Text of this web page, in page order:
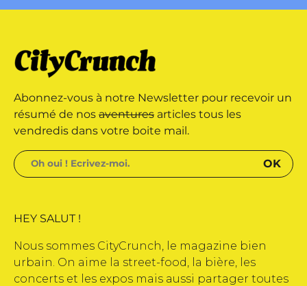
déposée • Tous droits
par Buena Onda Web •
Abonnez-vous à notre Newsletter pour recevoir un
résumé de nos aventures articles tous les
vendredis dans votre boite mail.
HEY SALUT !
Nous sommes CityCrunch, le magazine bien
urbain. On aime la street-food, la bière, les
concerts et les expos mais aussi partager toutes